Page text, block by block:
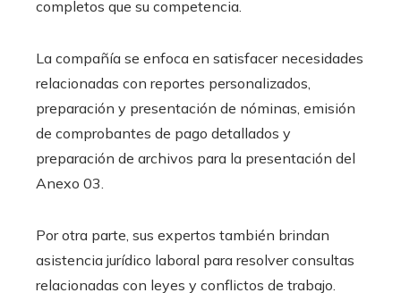
completos que su competencia.
La compañía se enfoca en satisfacer necesidades
relacionadas con reportes personalizados,
preparación y presentación de nóminas, emisión
de comprobantes de pago detallados y
preparación de archivos para la presentación del
Anexo 03.
Por otra parte, sus expertos también brindan
asistencia jurídico laboral para resolver consultas
relacionadas con leyes y conflictos de trabajo.